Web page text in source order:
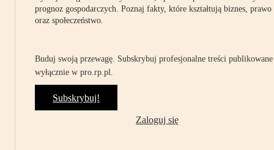
prognoz gospodarczych. Poznaj fakty, które kształtują biznes, prawo
oraz społeczeństwo.
Buduj swoją przewagę. Subskrybuj profesjonalne treści publikowane
wyłącznie w pro.rp.pl.
Subskrybuj!
Zaloguj się